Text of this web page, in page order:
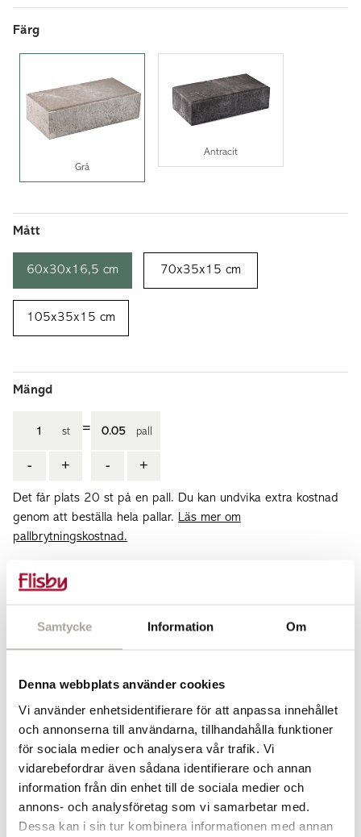
Samtycke Information Om
Denna webbplats använder cookies
Vi använder enhetsidentifierare för att anpassa innehållet
och annonserna till användarna, tillhandahålla funktioner
för sociala medier och analysera vår trafik. Vi
vidarebefordrar även sådana identifierare och annan
information från din enhet till de sociala medier och
annons- och analysföretag som vi samarbetar med.
Dessa kan i sin tur kombinera informationen med annan
Färg
Antracit
Grå
Mått
60x30x16,5 cm 70x35x15 cm
105x35x15 cm
Mängd
st
- +
= pall
- +
Det får plats 20 st på en pall. Du kan undvika extra kostnad
genom att beställa hela pallar. Läs mer om
pallbrytningskostnad.
pris
Flisby
Göteborg
Halmstad
Malmö
Jönköping
Norsborg
Upplands Väsby
Reservation för lagerstatus i butik
Om produkten finns för visning i en butik rekommenderar
vi att ni alltidkontaktar butikenför att säkerställa att
varan finns i deras lager, i synnerhet om ni planerar att
köpa och hämta produkten direkt i butiken. Vi reserverar